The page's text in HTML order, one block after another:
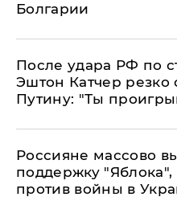
Болгарии
После удара РФ по
Эштон Катчер резко
Путину: "Ты
Россияне массово
поддержку
против войны в